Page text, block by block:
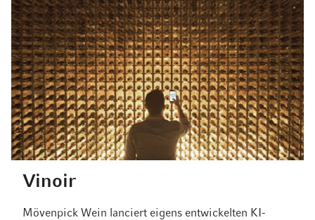
Vinoir
Mövenpick Wein lanciert eigens entwickelten KI-